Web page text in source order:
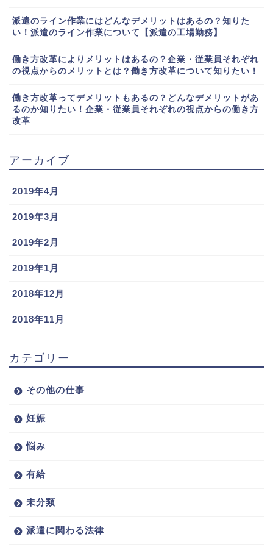
派遣のライン作業にはどんなデメリットはあるの？知りた
い！派遣のライン作業について【派遣の工場勤務】
働き方改革によりメリットはあるの？企業・従業員それぞれ
の視点からのメリットとは？働き方改革について知りたい！
働き方改革ってデメリットもあるの？どんなデメリットがあ
るのか知りたい！企業・従業員それぞれの視点からの働き方
改革
アーカイブ
2019年4月
2019年3月
2019年2月
2019年1月
2018年12月
2018年11月
カテゴリー
その他の仕事
妊娠
悩み
有給
未分類
派遣に関わる法律